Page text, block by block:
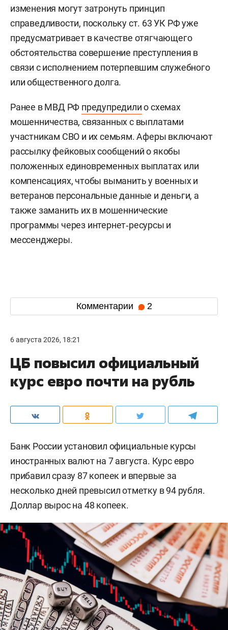
изменения могут затронуть принцип
справедливости, поскольку ст. 63 УК РФ уже
предусматривает в качестве отягчающего
обстоятельства совершение преступления в
связи с исполнением потерпевшим служебного
или общественного долга.
Ранее в МВД РФ предупредилио схемах
мошенничества, связанных с выплатами
участникам СВО и их семьям. Аферы включают
рассылку фейковых сообщений о якобы
положенных единовременных выплатах или
компенсациях, чтобы выманить у военных и
ветеранов персональные данные и деньги, а
также заманить их в мошеннические
программы через интернет‑ресурсы и
мессенджеры.
Комментарии 2
6 августа 2026, 18:21
ЦБ повысил официальный
курс евро почти на рубль
Банк России установил официальные курсы
иностранных валют на 7 августа. Курс евро
прибавил сразу 87 копеек и впервые за
несколько дней превысил отметку в 94 рубля.
Доллар вырос на 48 копеек.